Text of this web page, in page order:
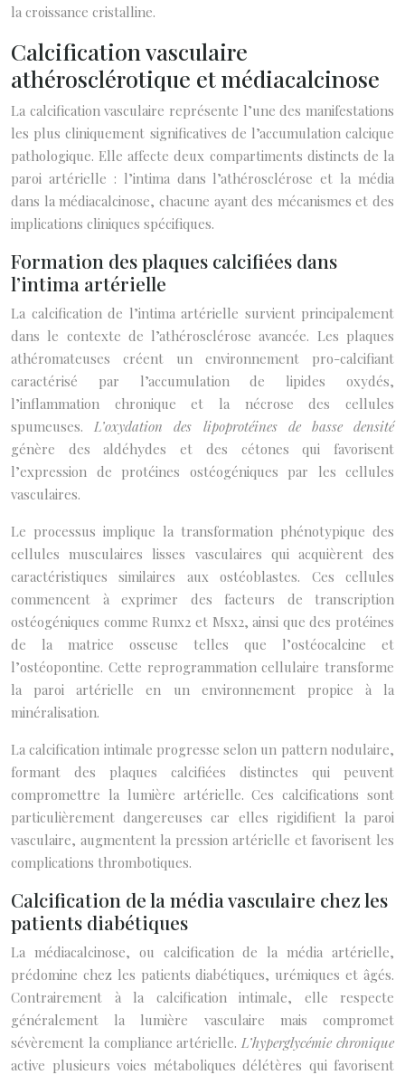
la croissance cristalline.
Calcification vasculaire
athérosclérotique et médiacalcinose
La calcification vasculaire représente l’une des manifestations
les plus cliniquement significatives de l’accumulation calcique
pathologique. Elle affecte deux compartiments distincts de la
paroi artérielle : l’intima dans l’athérosclérose et la média
dans la médiacalcinose, chacune ayant des mécanismes et des
implications cliniques spécifiques.
Formation des plaques calcifiées dans
l’intima artérielle
La calcification de l’intima artérielle survient principalement
dans le contexte de l’athérosclérose avancée. Les plaques
athéromateuses créent un environnement pro-calcifiant
caractérisé par l’accumulation de lipides oxydés,
l’inflammation chronique et la nécrose des cellules
spumeuses.L’oxydation des lipoprotéines de basse densité
génère des aldéhydes et des cétones qui favorisent
l’expression de protéines ostéogéniques par les cellules
vasculaires.
Le processus implique la transformation phénotypique des
cellules musculaires lisses vasculaires qui acquièrent des
caractéristiques similaires aux ostéoblastes. Ces cellules
commencent à exprimer des facteurs de transcription
ostéogéniques comme Runx2 et Msx2, ainsi que des protéines
de la matrice osseuse telles que l’ostéocalcine et
l’ostéopontine. Cette reprogrammation cellulaire transforme
la paroi artérielle en un environnement propice à la
minéralisation.
La calcification intimale progresse selon un pattern nodulaire,
formant des plaques calcifiées distinctes qui peuvent
compromettre la lumière artérielle. Ces calcifications sont
particulièrement dangereuses car elles rigidifient la paroi
vasculaire, augmentent la pression artérielle et favorisent les
complications thrombotiques.
Calcification de la média vasculaire chez les
patients diabétiques
La médiacalcinose, ou calcification de la média artérielle,
prédomine chez les patients diabétiques, urémiques et âgés.
Contrairement à la calcification intimale, elle respecte
généralement la lumière vasculaire mais compromet
sévèrement la compliance artérielle.L’hyperglycémie chronique
active plusieurs voies métaboliques délétères qui favorisent